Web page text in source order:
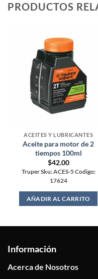
PRODUCTOS
ACEITES Y LUBRICANTES
Aceite para motor de 2
tiempos 100ml
$42.00
Truper Sku: ACES-5 Codigo:
17624
AÑADIR AL CARRITO
Información
Acerca de Nosotros